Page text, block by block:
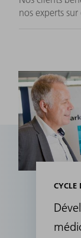
nos experts
CYCLE